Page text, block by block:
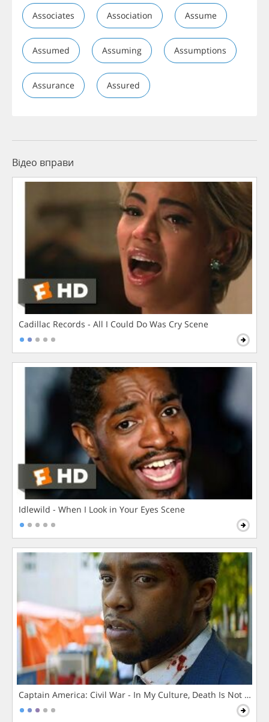
Associates Association Assume
Assumed Assuming Assumptions
Assurance Assured
Відео вправи
Cadillac Records - All I Could Do Was Cry Scene
Idlewild - When I Look in Your Eyes Scene
Captain America: Civil War - In My Culture, Death Is Not The